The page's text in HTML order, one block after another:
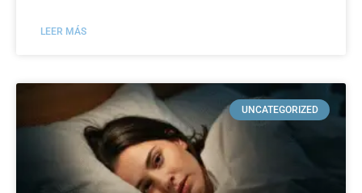
LEER MÁS
UNCATEGORIZED